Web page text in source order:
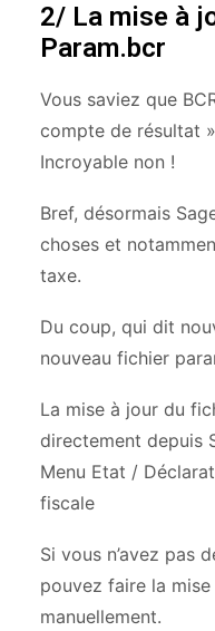
2/ La mise à
Param.bcr
Vous saviez que
compte de résultat
Incroyable non !
Bref, désormais
choses et
taxe.
Du coup, qui dit
nouveau fichier
La mise à jour du
directement depuis
Menu Etat /
fiscale
Si vous n’avez pas
pouvez faire la
manuellement.